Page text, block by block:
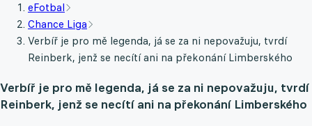
eFotbal
Chance Liga
Verbíř je pro mě legenda, já se za ni nepovažuju, tvrdí
Reinberk, jenž se necítí ani na překonání Limberského
Verbíř je pro mě legenda, já se za ni nepovažuju, tvrdí
Reinberk, jenž se necítí ani na překonání Limberského